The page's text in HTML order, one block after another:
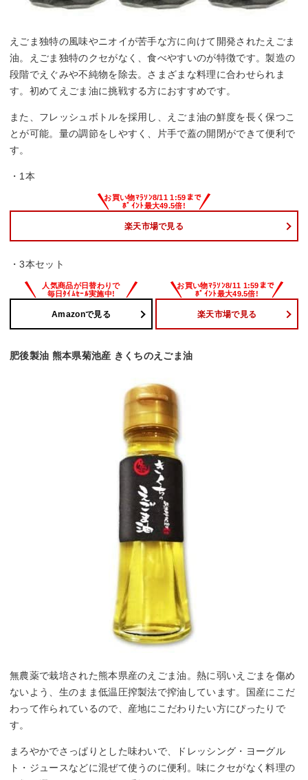
えごま独特の風味やニオイが苦手な方に向けて開発されたえごま
油。えごま独特のクセがなく、食べやすいのが特徴です。製造の
段階でえぐみや不純物を除去。さまざまな料理に合わせられま
す。初めてえごま油に挑戦する方におすすめです。
また、フレッシュボトルを採用し、えごま油の鮮度を長く保つこ
とが可能。量の調節をしやすく、片手で蓋の開閉ができて便利で
す。
・1本
楽天市場で見る
・3本セット
Amazonで見る 楽天市場で見る
肥後製油 熊本県菊池産 きくちのえごま油
無農薬で栽培された熊本県産のえごま油。熱に弱いえごまを傷め
ないよう、生のまま低温圧搾製法で搾油しています。国産にこだ
わって作られているので、産地にこだわりたい方にぴったりで
す。
まろやかでさっぱりとした味わいで、ドレッシング・ヨーグル
ト・ジュースなどに混ぜて使うのに便利。味にクセがなく料理の